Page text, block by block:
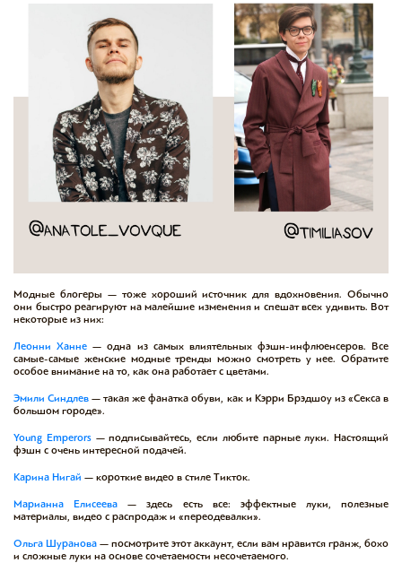
Модные блогеры — тоже хороший источник для вдохновения. Обычно
они быстро реагируют на малейшие изменения и спешат всех удивить. Вот
некоторые из них:
Леонни Ханне — одна из самых влиятельных фэшн-инфлюенсеров. Все
самые-самые женские модные тренды можно смотреть у нее. Обратите
особое внимание на то, как она работает с цветами.
Эмили Синдлев — такая же фанатка обуви, как и Кэрри Брэдшоу из «Секса в
большом городе».
Young Emperors— подписывайтесь, если любите парные луки. Настоящий
фэшн с очень интересной подачей.
Карина Нигай — короткие видео в стиле Тикток.
Марианна Елисеева — здесь есть все: эффектные луки, полезные
материалы, видео с распродаж и «переодевалки».
Ольга Шуранова — посмотрите этот аккаунт, если вам нравится гранж, бохо
и сложные луки на основе сочетаемости несочетаемого.